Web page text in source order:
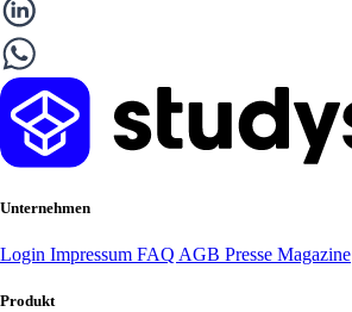
Unternehmen
Login Impressum FAQ AGB Presse Magazine
Produkt